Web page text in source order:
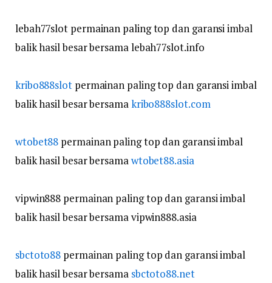
lebah77slot permainan paling top dan garansi imbal
balik hasil besar bersama lebah77slot.info
kribo888slotpermainan paling top dan garansi imbal
balik hasil besar bersamakribo888slot.com
wtobet88 permainan paling top dan garansi imbal
balik hasil besar bersamawtobet88.asia
vipwin888 permainan paling top dan garansi imbal
balik hasil besar bersama vipwin888.asia
sbctoto88 permainan paling top dan garansi imbal
balik hasil besar bersama sbctoto88.net